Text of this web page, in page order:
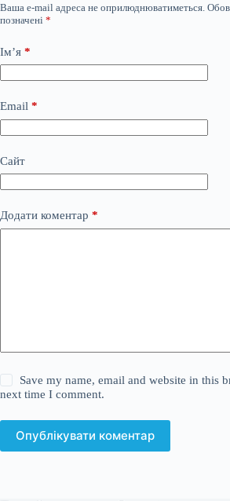
Ваша e-mail адреса не оприлюднюватиметься.
позначені *
Ім’я *
Email *
Сайт
Додати коментар *
Save my name, email and website in this
next time I comment.
Опублікувати коментар